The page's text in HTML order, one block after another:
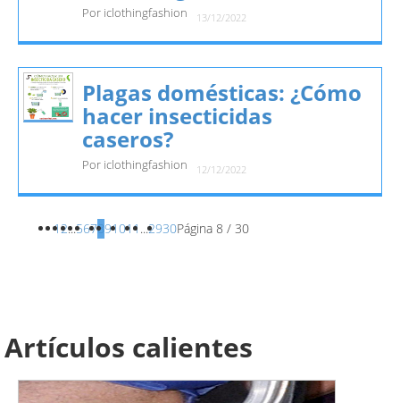
Por iclothingfashion 13/12/2022
Plagas domésticas: ¿Cómo
hacer insecticidas
caseros?
Por iclothingfashion 12/12/2022
12...5678 91011 ...2930Página 8 / 30
Artículos calientes